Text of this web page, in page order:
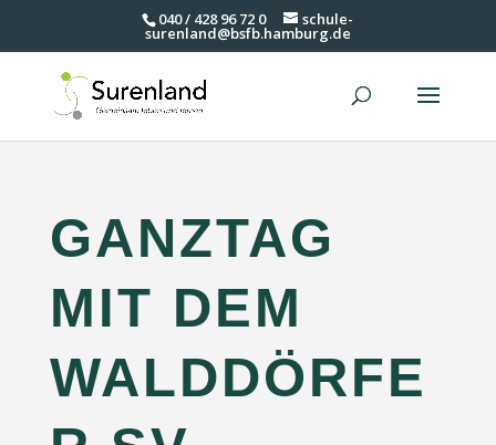
040 / 428 96 72 0 schule-
surenland@bsfb.hamburg.de
GANZTAG
MIT DEM
WALDDÖRFE